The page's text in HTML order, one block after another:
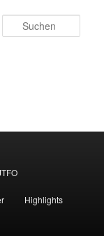
Highlights